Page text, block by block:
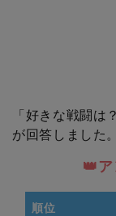
「好きな戦闘
が回答しました。
👑
順位